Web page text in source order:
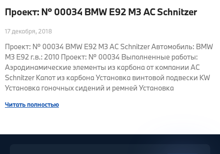
Проект: № 00034 BMW E92 M3 AC Schnitzer
17 декабря, 2018
Проект: № 00034 BMW E92 M3 AC Schnitzer Автомобиль: BMW
M3 E92 г.в.: 2010 Проект: № 00034 Выполненные работы:
Аэродинамические элементы из карбона от компании AC
Schnitzer Капот из карбона Установка винтовой подвески KW
Установка гоночных сидений и ремней Установка
Читать полностью